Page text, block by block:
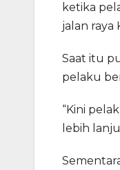
ketika
jalan raya
Saat itu
pelaku
“Kini
lebih